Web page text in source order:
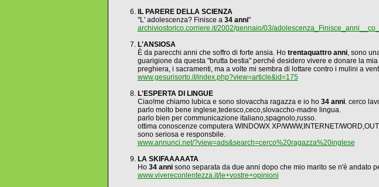
IL PARERE DELLA SCIENZA
"L' adolescenza? Finisce a 34 anni"
archiviostorico.corriere.it/2002/gennaio/03/
L'ANSIOSA
È da parecchi anni che soffro di forte ansia. Ho trentaquattro anni, sono
guarigione da questa "brutta bestia" perché desidero vivere e donare la
preghiera, i sacramenti, ma a volte mi sembra di lottare contro i mulini a
www.gesurisorto.it/index.php?view=article&id=175
L'ESPERTA DI LINGUE
Ciao!me chiamo lubica e sono slovaccha ragazza e io ho 34 anni. cerco
parlo molto bene inglese,tedesco,ceco,slovaccho-madre lingua.
parlo bien per communicazione italiano,spagnolo,russo.
ottima conoscenze computera WINDOWX XP/WWW,INTERNET/
sono seriosa e responsbile.
www.annunci.net/?view=ads&search=cerco%20ragazza%20inglese
LA SKIFAAAAATA
Ho 34 annisono separata da due anni dopo che mio marito se n'è andato
www.vivereconlentezza.it/le+vostre+opinioni